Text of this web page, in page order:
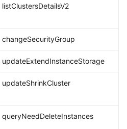
listClustersDetailsV2
changeSecurityGroup
updateExtendInstanceStorage
updateShrinkCluster
queryNeedDeleteInstances